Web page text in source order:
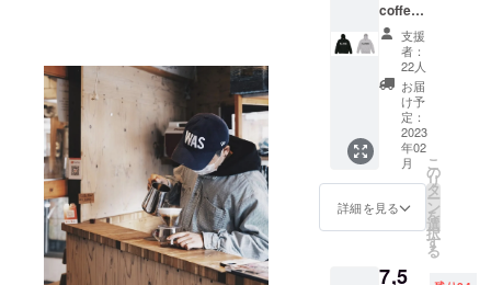
に設計
されて
ます。
リブも
2.1イン
チリブ
へ変更
するこ
とでよ
りスト
感のあ
る雰囲
いま
バッグ
をセッ
トして
お湯を
注ぐ だ
けで簡
単にご
自宅で
美味し
い珈琲
が楽し
めま
coffee
roaster
s ス
ウェッ
トパー
カー】
このプ
ロジェ
クトで
設立さ
れる
empire
coffee
roaster
リジナ
支援
者：
22人
お届
け予
定：
2023
年02
月
詳細を見る
こ
の
リ
タ
ー
ン
を
選
択
す
る
7,5